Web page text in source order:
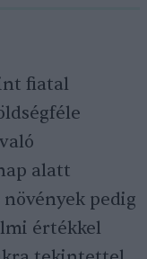
fiatal
alatt
pedig
értékkel